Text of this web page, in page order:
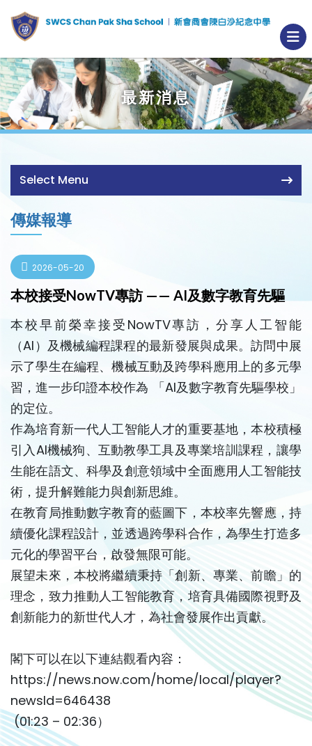
最新消息
Select Menu
傳媒報導
2026-05-20
本校接受NowTV專訪 —— AI及數字教育先驅
本校早前榮幸接受NowTV專訪，分享人工智能
（AI）及機械編程課程的最新發展與成果。訪問中展
示了學生在編程、機械互動及跨學科應用上的多元學
習，進一步印證本校作為 「AI及數字教育先驅學校」
的定位。
作為培育新一代人工智能人才的重要基地，本校積極
引入AI機械狗、互動教學工具及專業培訓課程，讓學
生能在語文、科學及創意領域中全面應用人工智能技
術，提升解難能力與創新思維。
在教育局推動數字教育的藍圖下，本校率先響應，持
續優化課程設計，並透過跨學科合作，為學生打造多
元化的學習平台，啟發無限可能。
展望未來，本校將繼續秉持「創新、專業、前瞻」的
理念，致力推動人工智能教育，培育具備國際視野及
創新能力的新世代人才，為社會發展作出貢獻。
閣下可以在以下連結觀看內容：
https://news.now.com/home/local/player?
newsId=646438
(01:23 – 02:36）